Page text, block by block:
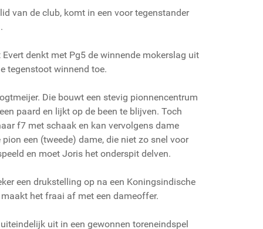
van de club, komt in een voor tegenstander
denkt met Pg5 de winnende mokerslag uit
tegenstoot winnend toe.
Die bouwt een stevig pionnencentrum
paard en lijkt op de been te blijven. Toch
f7 met schaak en kan vervolgens dame
een (tweede) dame, die niet zo snel voor
en moet Joris het onderspit delven.
een drukstelling op na een Koningsindische
het fraai af met een dameoffer.
uit in een gewonnen toreneindspel